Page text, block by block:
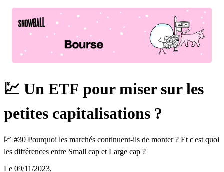
💹 Un ETF pour miser sur les
petites capitalisations ?
💹 #30 Pourquoi les marchés continuent-ils de monter ? Et c'est quoi
les différences entre Small cap et Large cap ?
Le 09/11/2023,